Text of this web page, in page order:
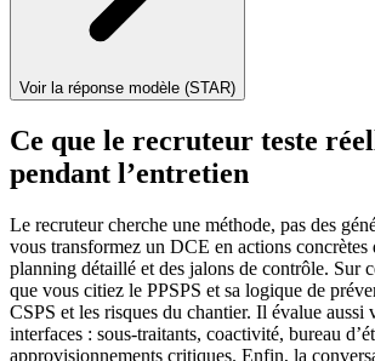
Voir la réponse modèle (STAR)
Ce que le recruteur teste
pendant l’entretien
Le recruteur cherche une méthode, pas des
vous transformez un DCE en actions concrètes
planning détaillé et des jalons de contrôle. Sur
que vous citiez le PPSPS et sa logique de
CSPS et les risques du chantier. Il évalue aussi
interfaces : sous-traitants, coactivité, bureau
approvisionnements critiques. Enfin, la